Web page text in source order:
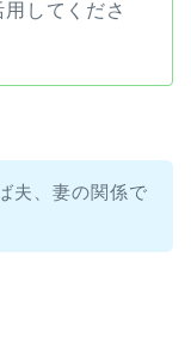
してくださ
夫、妻の関係で